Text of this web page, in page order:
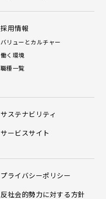
採用情報
バリューとカルチャー
働く環境
職種一覧
サステナビリティ
サービスサイト
プライバシーポリシー
反社会的勢力に対する方針